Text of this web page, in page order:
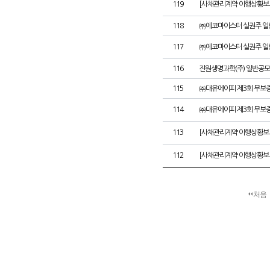
119 [사채관리계약 이행상황
118 ㈜에코마이스터 실권주 일
117 ㈜에코마이스터 실권주 일
116 진원생명과학(주) 일반공
115 ㈜대유에이피 제3회 무보
114 ㈜대유에이피 제3회 무보
113 [사채관리계약 이행상황
112 [사채관리계약 이행상황
처음